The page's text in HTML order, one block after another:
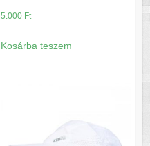
5.000 Ft
Kosárba teszem